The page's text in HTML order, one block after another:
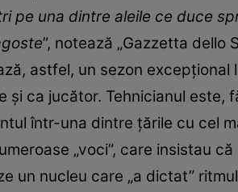
pe una dintre aleile ce duce
”, notează „Gazzetta dello
astfel, un sezon
și ca jucător. Tehnicianul este,
într-una dintre țările cu cel
„voci”, care insistau
un nucleu care „a dictat”